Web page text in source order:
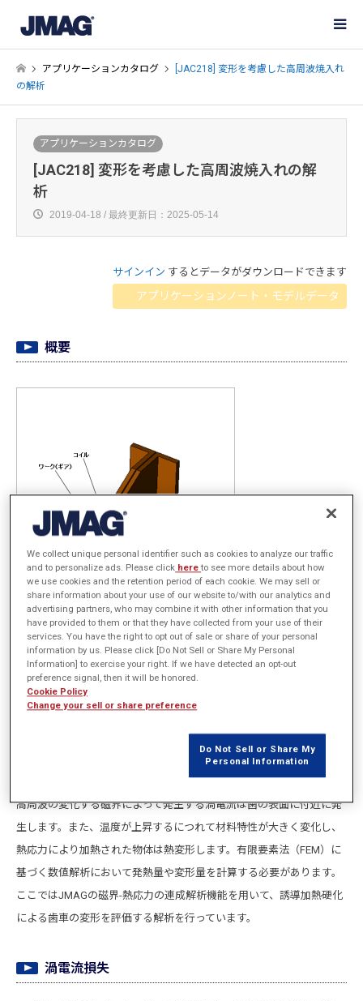
アプリケーションカタログ
[JAC218] 変形を考慮した高周波焼入れ
の解析
アプリケーションカタログ
[JAC218] 変形を考慮した高周波焼入れの解
析
2019-04-18 / 最終更新日：2025-05-14
サインイン するとデータがダウンロードできます
アプリケーションノート・モデルデータ
概要
歯車は、歯の表面の耐摩耗性を確保するために表面を硬化するのが一
般的ですが、歯車の全体的な靭性を維持しつつ、表面を硬化する必要
があります。表面硬化法の一つである高周波誘導加熱の場合、高周波
電源を用いて表面のみを急速加熱することで歯の表面のみを硬化させ
ることができます。
一方、歯車の表面を均一に加熱するためには、加熱コイルの形状、配
置、周波数およびサイズの調整方法など、いくつかの要素を検討する
高周波の変化する磁界によって発生する渦電流は歯の表面に付近に発
生します。また、温度が上昇するにつれて材料特性が大きく変化し、
熱応力により加熱された物体は熱変形します。有限要素法（FEM）に
基づく数値解析において発熱量や変形量を計算する必要があります。
ここではJMAGの磁界-熱応力の連成解析機能を用いて、誘導加熱硬化
による歯車の変形を評価する解析を行っています。
渦電流損失
We collect unique personal identifier such as cookies to analyze our traffic
and to personalize ads. Please click hereto see more details about how
we use cookies and the retention period of each cookie. We may sell or
share information about your use of our website to/with our analytics and
advertising partners, who may combine it with other information that you
have provided to them or that they have collected from your use of their
services. You have the right to opt out of sale or share of your personal
information by us. Please click [Do Not Sell or Share My Personal
Information] to exercise your right. If we have detected an opt-out
preference signal, then it will be honored.
Cookie Policy
Change your sell or share preference
Do Not Sell or Share My
Personal Information